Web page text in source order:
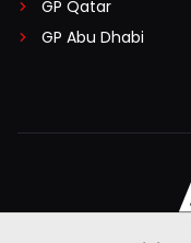
GP Qatar
GP Abu Dhabi